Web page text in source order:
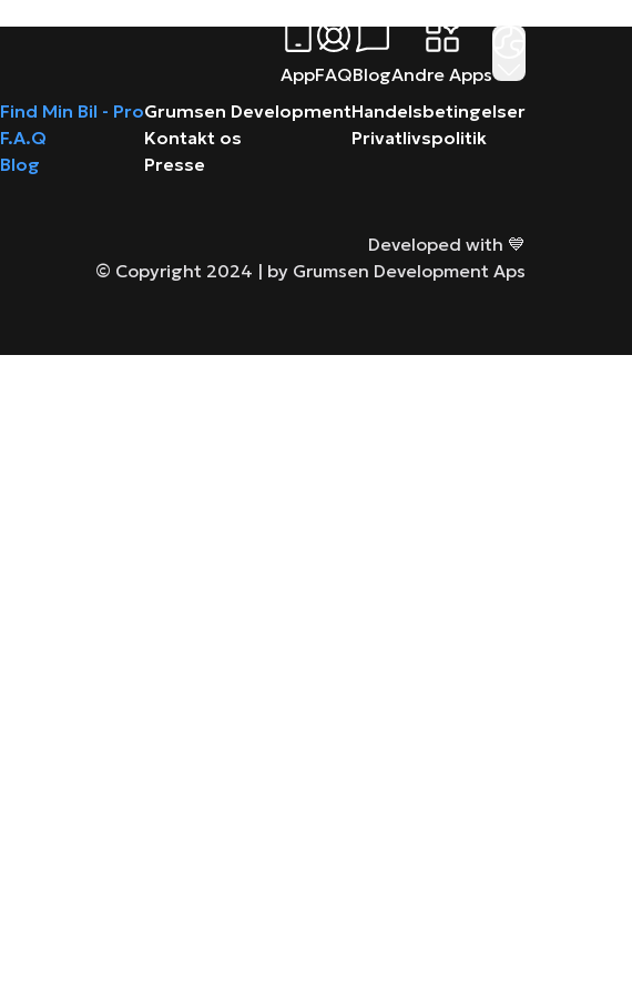
AppFAQBlogAndre Apps
Find Min Bil - Pro
F.A.Q
Blog
Grumsen Development
Kontakt os
Presse
Handelsbetingelser
Privatlivspolitik
Developed with 💙
© Copyright 2024 | by Grumsen Development Aps